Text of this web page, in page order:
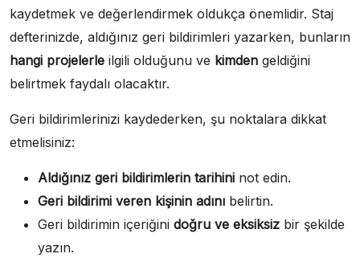
kaydetmek ve değerlendirmek oldukça önemlidir. Staj
defterinizde, aldığınız geri bildirimleri yazarken, bunların
hangi projelerle ilgili olduğunu ve kimden geldiğini
belirtmek faydalı olacaktır.
Geri bildirimlerinizi kaydederken, şu noktalara dikkat
etmelisiniz:
Aldığınız geri bildirimlerin tarihini not edin.
Geri bildirimi veren kişinin adını belirtin.
Geri bildirimin içeriğini doğru ve eksiksiz bir şekilde
yazın.